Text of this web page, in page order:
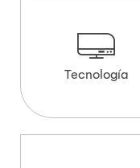
Tecnología